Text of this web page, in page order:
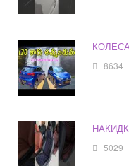
8634
5029